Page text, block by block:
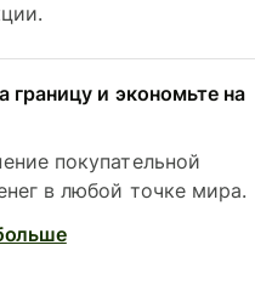
границу и экономьте на
покупательной
в любой точке мира.